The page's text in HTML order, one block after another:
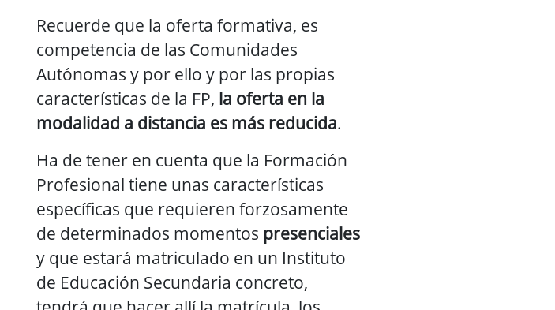
Recuerde que la oferta formativa, es
competencia de las Comunidades
Autónomas y por ello y por las propias
características de la FP, la oferta en la
modalidad a distancia es más reducida.
Ha de tener en cuenta que la Formación
Profesional tiene unas características
específicas que requieren forzosamente
de determinados momentos presenciales
y que estará matriculado en un Instituto
de Educación Secundaria concreto,